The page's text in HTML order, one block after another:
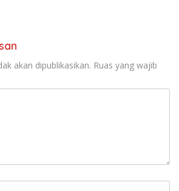
akan dipublikasikan. Ruas yang wajib